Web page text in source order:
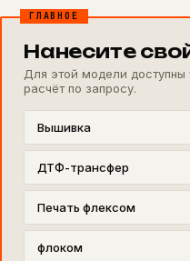
ГЛАВНОЕ
Нанесите
Для этой модели доступны
расчёт по запросу.
Вышивка
ДТФ-трансфер
Печать флексом
флоком